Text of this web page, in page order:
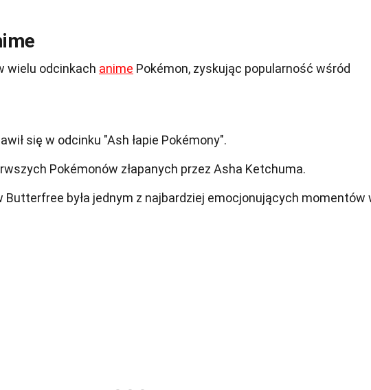
wielu odcinkach anime Pokémon, zyskując popularność wśród
się w odcinku "Ash łapie Pokémony".
Pokémonów złapanych przez Asha Ketchuma.
Butterfree była jednym z najbardziej emocjonujących momentów